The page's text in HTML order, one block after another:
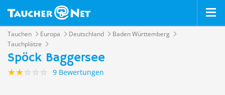
Tauchen Europa Deutschland
Baden Württemberg
Tauchplätze
Spöck Baggersee
9 Bewertungen